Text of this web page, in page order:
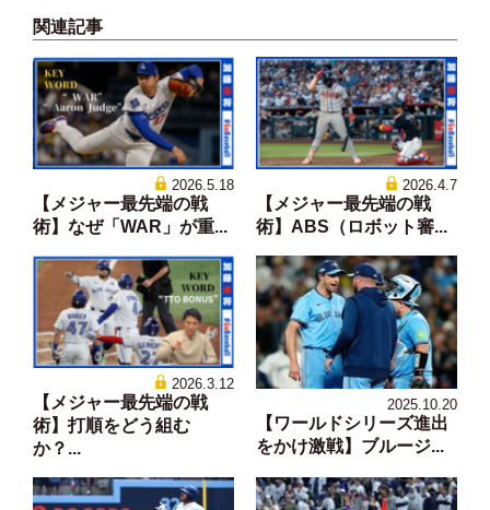
関連記事
2026.5.18
【メジャー最先端の戦
術】なぜ「WAR」が重...
2026.4.7
【メジャー最先端の戦
術】ABS（ロボット審...
2026.3.12
【メジャー最先端の戦
術】打順をどう組む
か？...
2025.10.20
【ワールドシリーズ進出
をかけ激戦】ブルージ...